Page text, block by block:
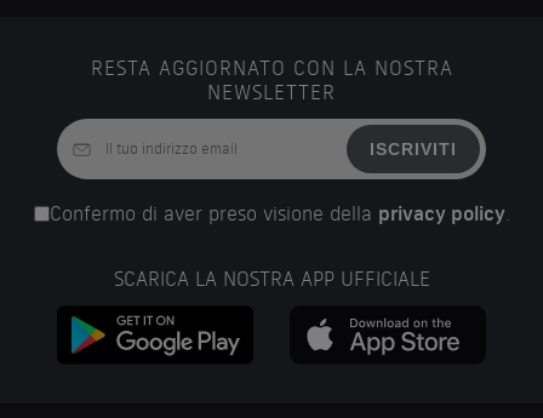
RESTA AGGIORNATO CON LA NOSTRA
NEWSLETTER
ISCRIVITI
Confermo di aver preso visione della privacy policy.
SCARICA LA NOSTRA APP UFFICIALE